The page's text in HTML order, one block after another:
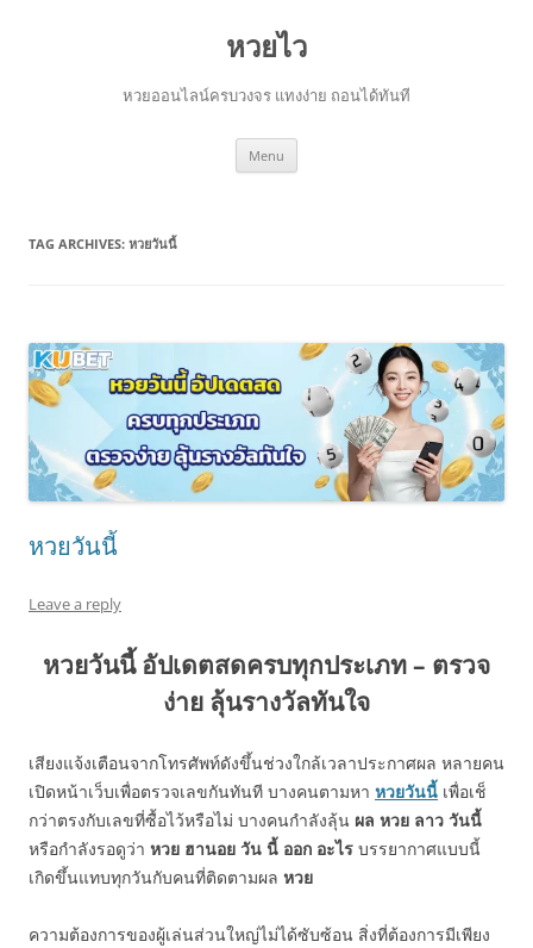
หวยไว
หวยออนไลน์ครบวงจร แทงง่าย ถอนได้ทันที
Menu
TAG ARCHIVES: หวยวันนี้
หวยวันนี้
Leave a reply
หวยวันนี้ อัปเดตสดครบทุกประเภท – ตรวจ
ง่าย ลุ้นรางวัลทันใจ
เสียงแจ้งเตือนจากโทรศัพท์ดังขึ้นช่วงใกล้เวลาประกาศผล หลายคน
เปิดหน้าเว็บเพื่อตรวจเลขกันทันที บางคนตามหา หวยวันนี้ เพื่อเช็
กว่าตรงกับเลขที่ซื้อไว้หรือไม่ บางคนกำลังลุ้น ผล หวย ลาว วันนี้
หรือกำลังรอดูว่า หวย ฮานอย วัน นี้ ออก อะไร บรรยากาศแบบนี้
เกิดขึ้นแทบทุกวันกับคนที่ติดตามผล หวย
ความต้องการของผู้เล่นส่วนใหญ่ไม่ได้ซับซ้อน สิ่งที่ต้องการมีเพียง